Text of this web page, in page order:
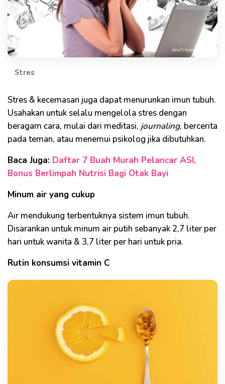
Stres
Stres & kecemasan juga dapat menurunkan imun tubuh.
Usahakan untuk selalu mengelola stres dengan
beragam cara, mulai dari meditasi, journaling, bercerita
pada teman, atau menemui psikolog jika dibutuhkan.
Baca Juga: Daftar 7 Buah Murah Pelancar ASI,
Bonus Berlimpah Nutrisi Bagi Otak Bayi
Minum air yang cukup
Air mendukung terbentuknya sistem imun tubuh.
Disarankan untuk minum air putih sebanyak 2,7 liter per
hari untuk wanita & 3,7 liter per hari untuk pria.
Rutin konsumsi vitamin C